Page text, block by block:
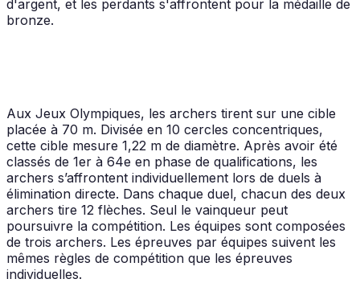
d'argent, et les perdants s'affrontent pour la médaille de
bronze.
Aux Jeux Olympiques, les archers tirent sur une cible
placée à 70 m. Divisée en 10 cercles concentriques,
cette cible mesure 1,22 m de diamètre. Après avoir été
classés de 1er à 64e en phase de qualifications, les
archers s’affrontent individuellement lors de duels à
élimination directe. Dans chaque duel, chacun des deux
archers tire 12 flèches. Seul le vainqueur peut
poursuivre la compétition. Les équipes sont composées
de trois archers. Les épreuves par équipes suivent les
mêmes règles de compétition que les épreuves
individuelles.